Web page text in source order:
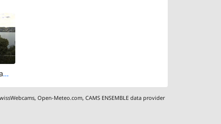
Thalwil: Panorama Webcam - Zürichsee
,Open-Meteo.com,CAMS ENSEMBLE data provider